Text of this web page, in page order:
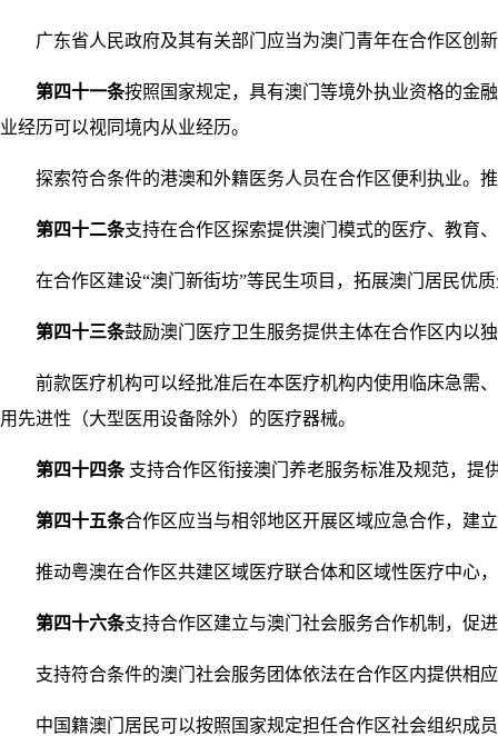
广东省人民政府及其有关部门应当为澳门青年在合作区创新
第四十一条按照国家规定，具有澳门等境外执业资格的金
业经历可以视同境内从业经历。
探索符合条件的港澳和外籍医务人员在合作区便利执业。推
第四十二条支持在合作区探索提供澳门模式的医疗、教育
在合作区建设“澳门新街坊”等民生项目，拓展澳门居民优质
第四十三条鼓励澳门医疗卫生服务提供主体在合作区内以
前款医疗机构可以经批准后在本医疗机构内使用临床急需、
用先进性（大型医用设备除外）的医疗器械。
第四十四条 支持合作区衔接澳门养老服务标准及规范，提
第四十五条合作区应当与相邻地区开展区域应急合作，建
推动粤澳在合作区共建区域医疗联合体和区域性医疗中心，
第四十六条支持合作区建立与澳门社会服务合作机制，促
支持符合条件的澳门社会服务团体依法在合作区内提供相
中国籍澳门居民可以按照国家规定担任合作区社会组织成